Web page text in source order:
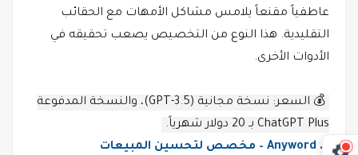
عاطفياً مقنعاً يلامس مشاكل الأمهات مع الحقائب
التقليدية. هذا النوع من التخصيص يصعب تحقيقه في
الأدوات الأخرى.
💰 السعر: نسخة مجانية (GPT-3.5)، والنسخة المدفوعة
ChatGPT Plus بـ 20 دولار شهرياً.